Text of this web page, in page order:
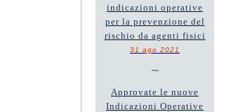
indicazioni operative
per la prevenzione del
rischio da agenti fisici
31 ago 2021
~
Approvate le nuove
Indicazioni Operative